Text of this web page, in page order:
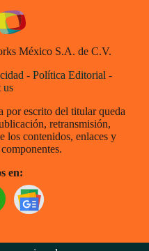
México S.A. de C.V.
- Política Editorial -
us
por escrito del titular queda
retransmisión,
los contenidos, enlaces y
en: